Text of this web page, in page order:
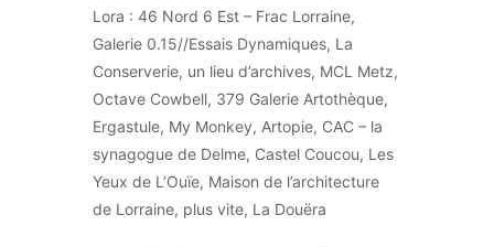
Lora : 46 Nord 6 Est – Frac Lorraine,
Galerie 0.15//Essais Dynamiques, La
Conserverie, un lieu d’archives, MCL Metz,
Octave Cowbell, 379 Galerie Artothèque,
Ergastule, My Monkey, Artopie, CAC – la
synagogue de Delme, Castel Coucou, Les
Yeux de L’Ouïe, Maison de l’architecture
de Lorraine, plus vite, La Douëra